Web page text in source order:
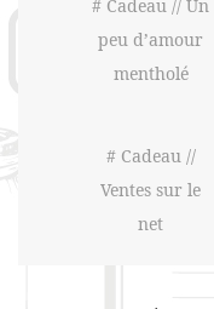
# Cadeau // Un
peu d’amour
mentholé
# Cadeau //
Ventes sur le
net